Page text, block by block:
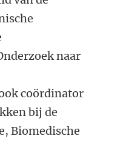
naar
coördinator
bij de
Biomedische